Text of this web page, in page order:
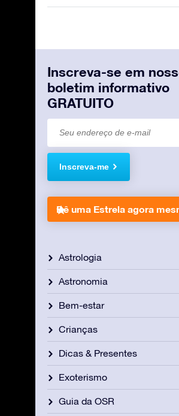
Inscreva-se em
boletim informativo
GRATUITO
Inscreva-me
Dê uma Estrela agora
Astrologia
Astronomia
Bem-estar
Crianças
Dicas & Presentes
Exoterismo
Guia da OSR